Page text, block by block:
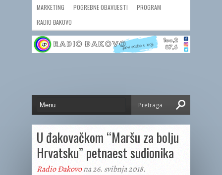
MARKETING POGREBNE OBAVIJESTI
PROGRAM
RADIO ĐAKOVO
U đakovačkom “Maršu za bolju
Hrvatsku” petnaest sudionika
Radio Đakovona 26. svibnja 2018.